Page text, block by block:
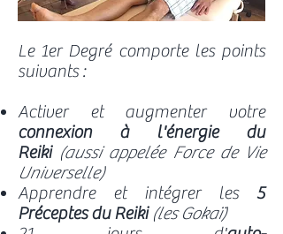
Le 1er Degré comporte les points
suivants :
Activer et augmenter votre
connexion à l'énergie du
Reiki (aussi appelée Force de Vie
Universelle)
Apprendre et intégrer les 5
Préceptes du Reiki (les Gokaï)